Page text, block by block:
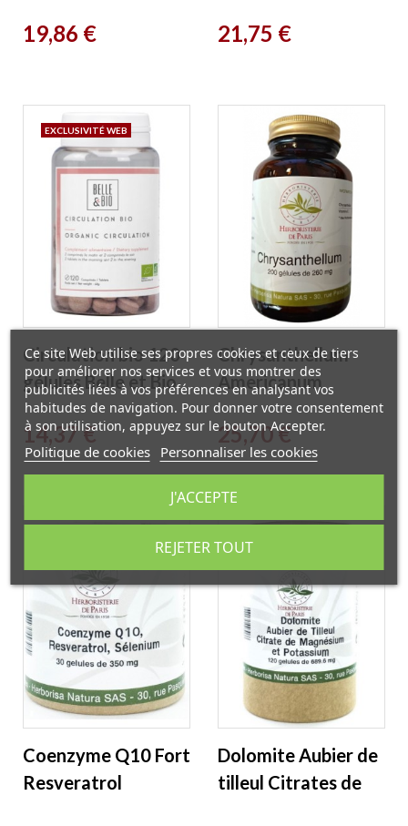
Hamamélis Ginkgo
Prix
19,86 € Prix
21,75 €
Circulation bio 120
gélules Belle et Bio
Prix
14,37 €
EXCLUSIVITÉ WEB
Chrysanthellum
Americanum
Vitamine E 200
Gélules
Herboristerie de
Paris
Prix
25,70 €
Coenzyme Q10 Fort
Resveratrol
Dolomite Aubier de
tilleul Citrates de
Ce site Web utilise ses propres cookies et ceux de tiers
pour améliorer nos services et vous montrer des
publicités liées à vos préférences en analysant vos
habitudes de navigation. Pour donner votre consentement
à son utilisation, appuyez sur le bouton Accepter.
Politique de cookies Personnaliser les cookies
REJETER TOUT
J'ACCEPTE